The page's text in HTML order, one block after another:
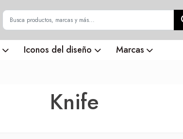
Iconos del diseño Marcas
Knife